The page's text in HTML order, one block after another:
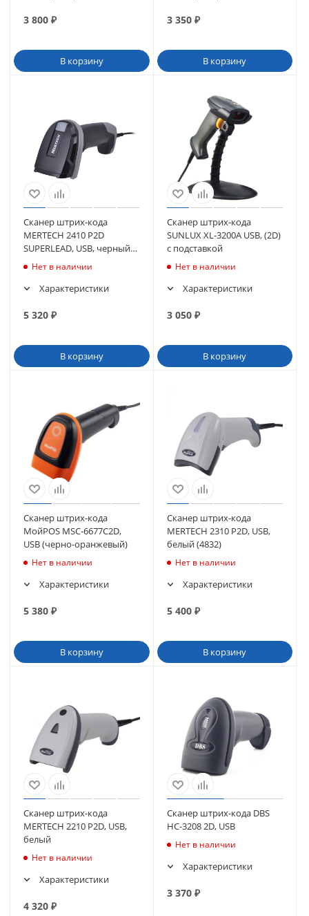
3 800 ₽
В корзину
3 350₽
В корзину
Сканер штрих-кода
MERTECH 2410 P2D
SUPERLEAD, USB, черный
(4871)
Нет в наличии
Характеристики
5 320 ₽
В корзину
Сканер штрих-кода
SUNLUX XL-3200A USB, (2D)
с подставкой
Нет в наличии
Характеристики
3 050₽
В корзину
Сканер штрих-кода
МойPOS MSC-6677C2D,
USB (черно-оранжевый)
Нет в наличии
Характеристики
5 380 ₽
В корзину
Сканер штрих-кода
MERTECH 2310 P2D, USB,
белый (4832)
Нет в наличии
Характеристики
5 400₽
В корзину
Сканер штрих-кода
MERTECH 2210 P2D, USB,
белый
Нет в наличии
Характеристики
4 320 ₽
Сканер штрих-кода DBS
HC-3208 2D, USB
Нет в наличии
Характеристики
3 370₽